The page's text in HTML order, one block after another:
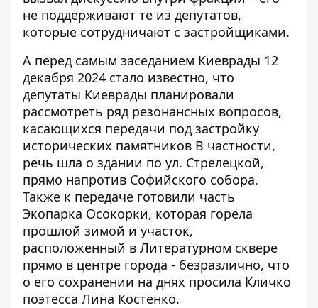
не поддерживают те из депутатов,
которые сотрудничают с застройщиками.
А перед самым заседанием Киеврады 12
декабря 2024 стало известно, что
депутаты Киеврады планировали
рассмотреть ряд резонансных вопросов,
касающихся передачи под застройку
исторических памятников В частности,
речь шла о здании по ул. Стрелецкой,
прямо напротив Софийского собора.
Также к передаче готовили часть
Экопарка Осокорки, которая горела
прошлой зимой и участок,
расположенный в Литературном сквере
прямо в центре города - безразлично, что
о его сохранении на днях просила Кличко
поэтесса Лина Костенко.